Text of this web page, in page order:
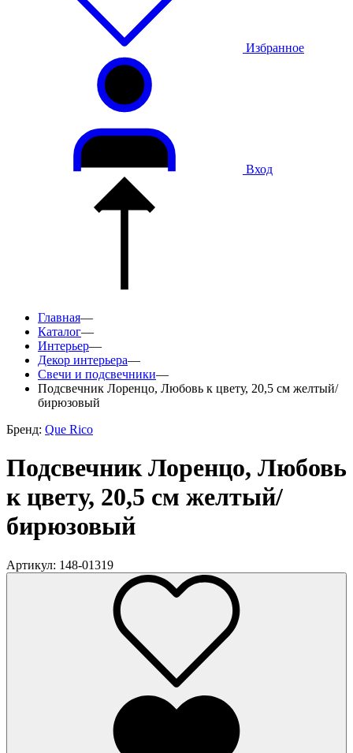
Избранное
Вход
Главная—
Каталог—
Интерьер—
Декор интерьера—
Свечи и подсвечники—
Подсвечник Лоренцо, Любовь к цвету, 20,5 см желтый/
бирюзовый
Бренд: Que Rico
Подсвечник Лоренцо, Любовь
к цвету, 20,5 см желтый/
бирюзовый
Артикул: 148-01319